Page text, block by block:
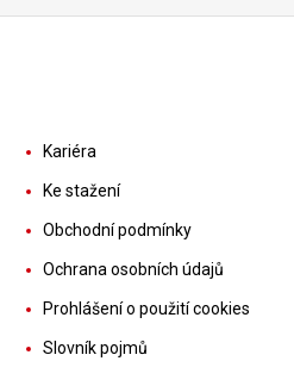
Kariéra
Ke stažení
Obchodní podmínky
Ochrana osobních údajů
Prohlášení o použití cookies
Slovník pojmů